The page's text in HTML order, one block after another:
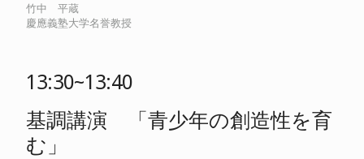
竹中 平蔵
慶應義塾大学名誉教授
13:30~13:40
基調講演 「青少年の創造性を育
む」